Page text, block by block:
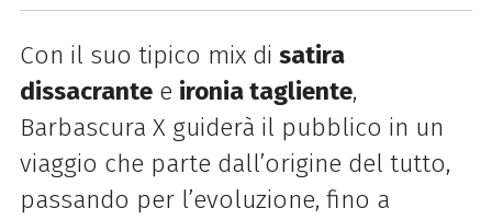
Con il suo tipico mix di satira
dissacrante e ironia tagliente,
Barbascura X guiderà il pubblico in un
viaggio che parte dall’origine del tutto,
passando per l’evoluzione, fino a